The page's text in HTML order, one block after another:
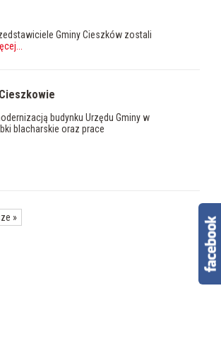
Gminy Cieszków zostali
budynku Urzędu Gminy w
blacharskie oraz prace
»